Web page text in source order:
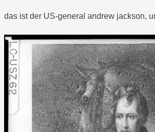
das ist der US-general andrew jackson,